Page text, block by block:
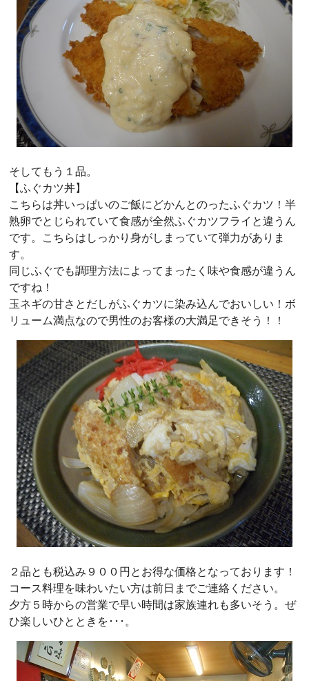
そしてもう１品。
【ふぐカツ丼】
こちらは丼いっぱいのご飯にどかんとのったふぐカツ！半
熟卵でとじられていて食感が全然ふぐカツフライと違うん
です。こちらはしっかり身がしまっていて弾力がありま
す。
同じふぐでも調理方法によってまったく味や食感が違うん
ですね！
玉ネギの甘さとだしがふぐカツに染み込んでおいしい！ボ
リューム満点なので男性のお客様の大満足できそう！！
２品とも税込み９００円とお得な価格となっております！
コース料理を味わいたい方は前日までご連絡ください。
夕方５時からの営業で早い時間は家族連れも多いそう。ぜ
ひ楽しいひとときを･･･。